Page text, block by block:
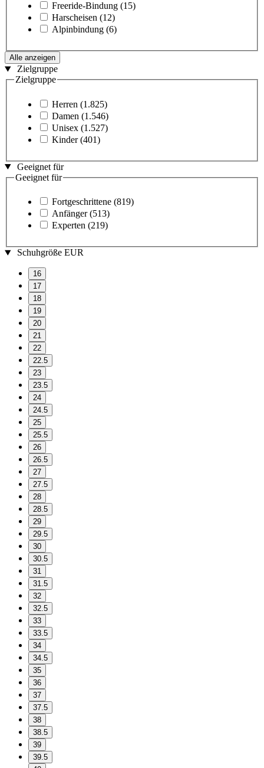
Freeride-Bindung (15)
Harscheisen (12)
Alpinbindung (6)
Alle anzeigen
Zielgruppe
Zielgruppe
Herren (1.825)
Damen (1.546)
Unisex (1.527)
Kinder (401)
Geeignet für
Geeignet für
Fortgeschrittene (819)
Anfänger (513)
Experten (219)
Schuhgröße EUR
16
17
18
19
20
21
22
22.5
23
23.5
24
24.5
25
25.5
26
26.5
27
27.5
28
28.5
29
29.5
30
30.5
31
31.5
32
32.5
33
33.5
34
34.5
35
36
37
37.5
38
38.5
39
39.5